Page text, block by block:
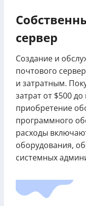
сервер
Создание и
почтового
и затратным.
затрат от $500
приобретение
программного
расходы
оборудования,
системных